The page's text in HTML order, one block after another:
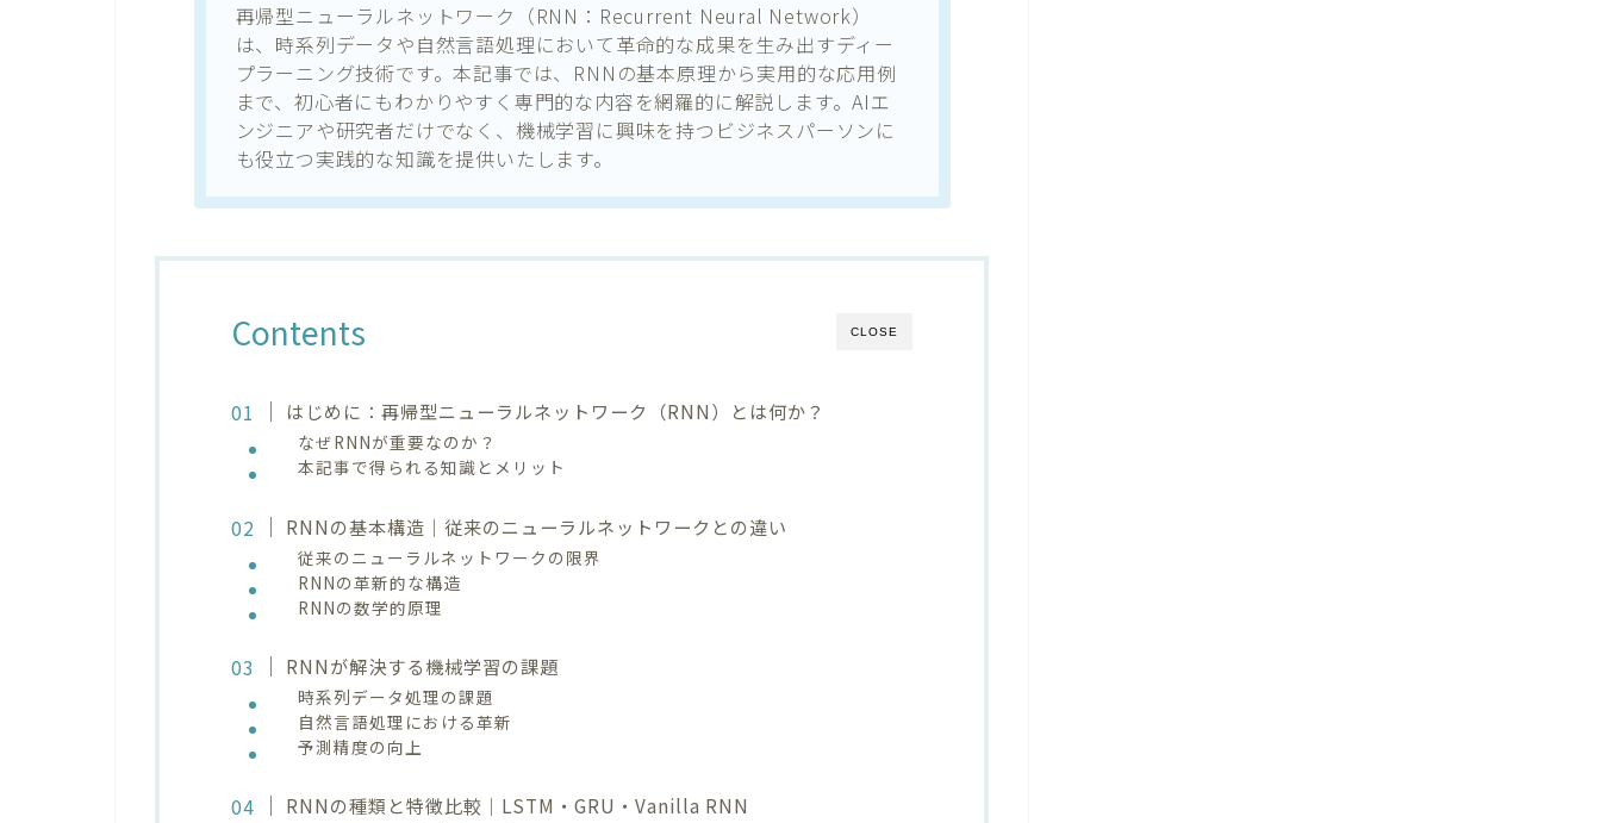
再帰型ニューラルネットワーク（RNN：Recurrent Neural Network）
は、時系列データや自然言語処理において革命的な成果を生み出すディー
プラーニング技術です。本記事では、RNNの基本原理から実用的な応用例
まで、初心者にもわかりやすく専門的な内容を網羅的に解説します。AIエ
ンジニアや研究者だけでなく、機械学習に興味を持つビジネスパーソンに
も役立つ実践的な知識を提供いたします。
CLOSE
Contents
はじめに：再帰型ニューラルネットワーク（RNN）とは何か？
なぜRNNが重要なのか？
本記事で得られる知識とメリット
RNNの基本構造｜従来のニューラルネットワークとの違い
従来のニューラルネットワークの限界
RNNの革新的な構造
RNNの数学的原理
RNNが解決する機械学習の課題
時系列データ処理の課題
自然言語処理における革新
予測精度の向上
RNNの種類と特徴比較｜LSTM・GRU・Vanilla RNN